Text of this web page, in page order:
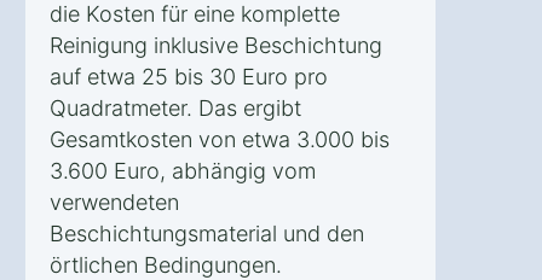
die Kosten für eine komplette
Reinigung inklusive Beschichtung
auf etwa 25 bis 30 Euro pro
Quadratmeter. Das ergibt
Gesamtkosten von etwa 3.000 bis
3.600 Euro, abhängig vom
verwendeten
Beschichtungsmaterial und den
örtlichen Bedingungen.